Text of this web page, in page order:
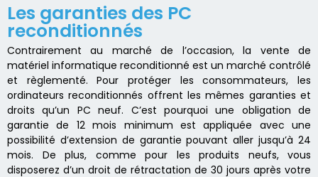
Les garanties des PC
reconditionnés
Contrairement au marché de l’occasion, la vente de
matériel informatique reconditionné est un marché contrôlé
et règlementé. Pour protéger les consommateurs, les
ordinateurs reconditionnés offrent les mêmes garanties et
droits qu’un PC neuf. C’est pourquoi une obligation de
garantie de 12 mois minimum est appliquée avec une
possibilité d’extension de garantie pouvant aller jusqu’à 24
mois. De plus, comme pour les produits neufs, vous
disposerez d’un droit de rétractation de 30 jours après votre